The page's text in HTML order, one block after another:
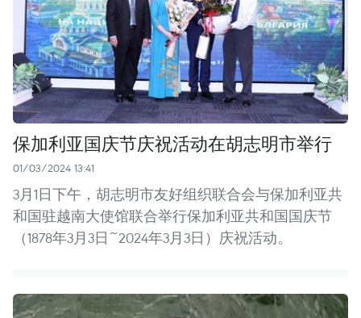
保加利亚国庆节庆祝活动在胡志明市举行
01/03/2024 13:41
3月1日下午，胡志明市友好组织联合会与保加利亚共
和国驻越南大使馆联合举行保加利亚共和国国庆节
（1878年3月3日~2024年3月3日）庆祝活动。